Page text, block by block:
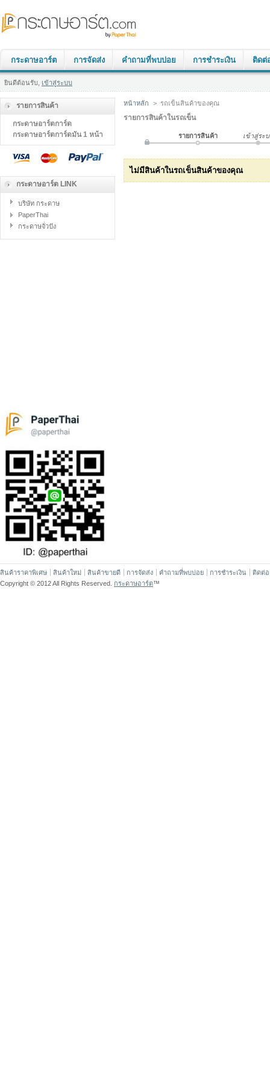
กระดาษอาร์ต การจัดส่ง คำถามที่พบบ่อย การชำระเงิน ติดต่
ยินดีต้อนรับ, เข้าสู่ระบบ
รายการสินค้า
กระดาษอาร์ตการ์ด
กระดาษอาร์ตการ์ดมัน 1 หน้า
กระดาษอาร์ต LINK
บริษัท กระดาษ
PaperThai
กระดาษจั่วปัง
หน้าหลัก > รถเข็นสินค้าของคุณ
รายการสินค้าในรถเข็น
รายการสินค้า เข้าสู่ระ
ไม่มีสินค้าในรถเข็นสินค้าของคุณ
สินค้าราคาพิเศษ สินค้าใหม่ สินค้าขายดี การจัดส่ง คำถามที่พบบ่อย การชำระเงิน
ติดต่อ
Copyright © 2012 All Rights Reserved. กระดาษอาร์ต™